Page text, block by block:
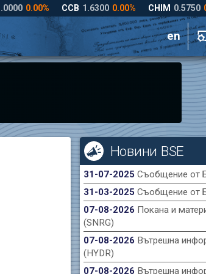
en
Новини BSE
31-07-2025 Съобщение от
31-03-2025 Съобщение от
07-08-2026 Покана и
(SNRG)
07-08-2026 Вътрешна
(HYDR)
07-08-2026 Вътрешна